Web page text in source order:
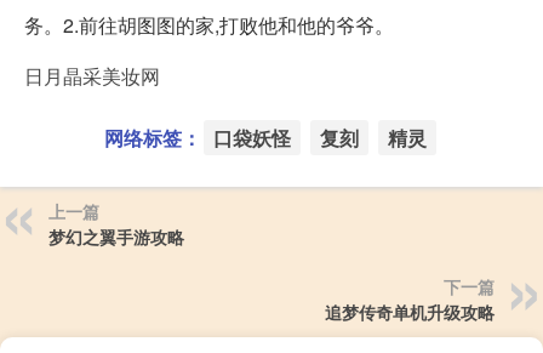
务。2.前往胡图图的家,打败他和他的爷爷。
日月晶采美妆网
网络标签： 口袋妖怪 复刻 精灵
上一篇
梦幻之翼手游攻略
下一篇
追梦传奇单机升级攻略